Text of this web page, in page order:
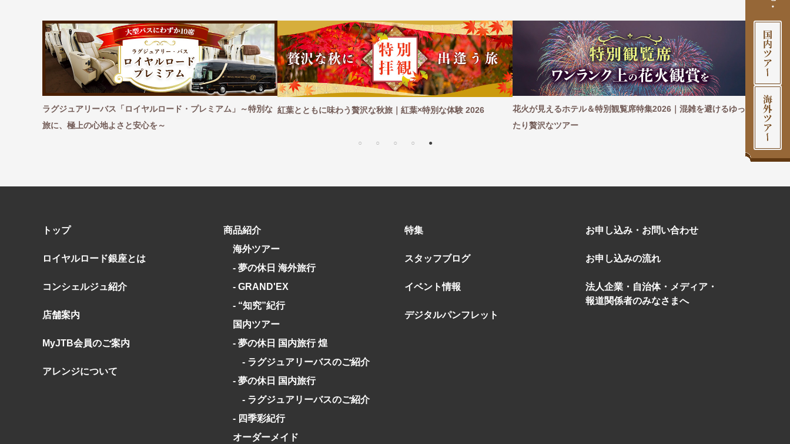
ラグジュアリーバス「ロイヤルロード・プレミアム」～特別な
旅に、極上の心地よさと安心を～
紅葉とともに味わう贅沢な秋旅｜紅葉×特別な体験 2026
花火が見えるホテル＆特別観覧席特集2026｜混雑を避けるゆっ
たり贅沢なツアー
【2026年】国内
愉しむ、極上の
トップ
ロイヤルロード銀座とは
コンシェルジュ紹介
店舗案内
MyJTB会員のご案内
アレンジについて
商品紹介
海外ツアー
- 夢の休日 海外旅行
- GRAND'EX
- “知究”紀行
国内ツアー
- 夢の休日 国内旅行 煌
- ラグジュアリーバスのご紹介
- 夢の休日 国内旅行
- ラグジュアリーバスのご紹介
- 四季彩紀行
オーダーメイド
特集
スタッフブログ
イベント情報
デジタルパンフレット
お申し込み・お問い合わせ
お申し込みの流れ
法人企業・自治体・メディア・
報道関係者のみなさまへ